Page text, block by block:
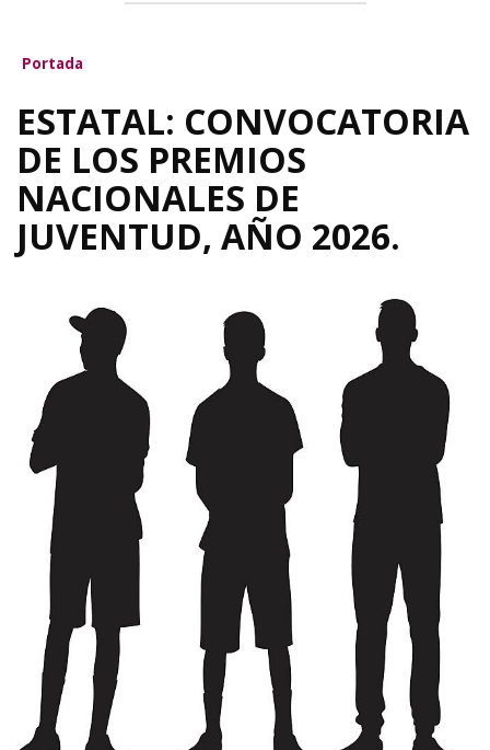
Portada
ESTATAL: CONVOCATORIA
DE LOS PREMIOS
NACIONALES DE
JUVENTUD, AÑO 2026.